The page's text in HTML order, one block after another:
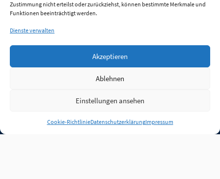
Zustimmung nicht erteilst oder zurückziehst, können bestimmte Merkmale und
Funktionen beeinträchtigt werden.
Dienste verwalten
Akzeptieren
Ablehnen
Einstellungen ansehen
Cookie-RichtlinieDatenschutzerklärungImpressum
Anmelden
Jobs Partner FAQ Quellen